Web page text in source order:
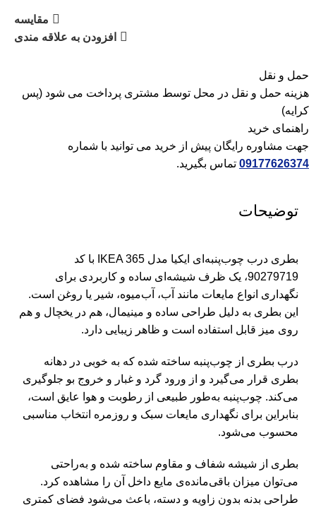
مقایسه
افزودن به علاقه مندی
حمل و نقل
هزینه حمل و نقل در محل توسط مشتری پرداخت می شود (پس
کرایه)
راهنمای خرید
جهت مشاوره رایگان پیش از خرید می توانید با شماره
09177626374 تماس بگیرید.
توضیحات
بطری درب چوب‌پنبه‌ای ایکیا مدل IKEA 365 با کد
90279719، یک ظرف شیشه‌ای ساده و کاربردی برای
نگهداری انواع مایعات مانند آب، آب‌میوه، شیر یا روغن است.
این بطری به دلیل طراحی ساده و مینیمال، هم در یخچال و هم
روی میز قابل استفاده است و ظاهر زیبایی دارد.
درب بطری از چوب‌پنبه ساخته شده که به خوبی در دهانه
بطری قرار می‌گیرد و از ورود گرد و غبار و خروج بو جلوگیری
می‌کند. چوب‌پنبه به‌طور طبیعی از رطوبت و هوا عایق است،
بنابراین برای نگهداری مایعات سبک و روزمره انتخاب مناسبی
محسوب می‌شود.
بطری از شیشه شفاف و مقاوم ساخته شده و به‌راحتی
می‌توان میزان باقی‌مانده‌ی مایع داخل آن را مشاهده کرد.
طراحی بدنه بدون زاویه و دسته، باعث می‌شود فضای کمتری